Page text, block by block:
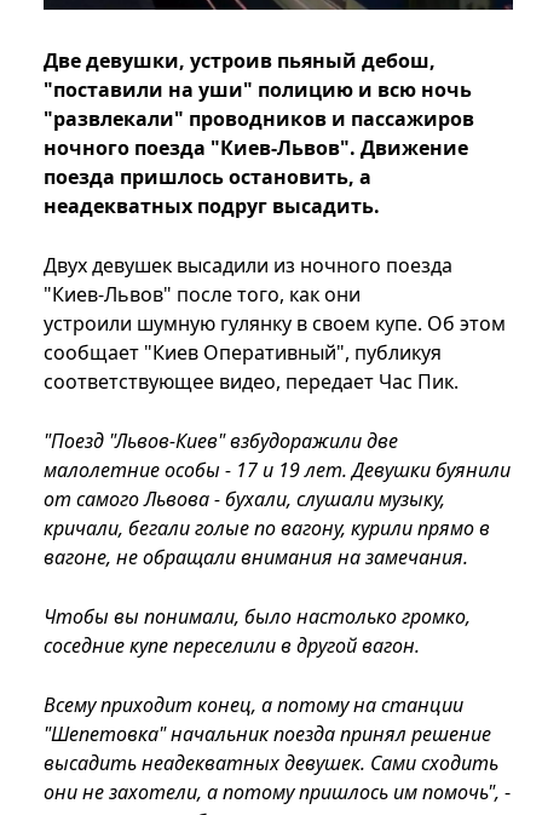
Две девушки, устроив пьяный дебош,
"поставили на уши" полицию и всю ночь
"развлекали" проводников и пассажиров
ночного поезда "Киев-Львов". Движение
поезда пришлось остановить, а
неадекватных подруг высадить.
Двух девушек высадили из ночного поезда
"Киев-Львов" после того, как они
устроили шумную гулянку в своем купе. Об этом
сообщает "Киев Оперативный", публикуя
соответствующее видео, передает Час Пик.
"Поезд "Львов-Киев" взбудоражили две
малолетние особы - 17 и 19 лет. Девушки буянили
от самого Львова - бухали, слушали музыку,
кричали, бегали голые по вагону, курили прямо в
вагоне, не обращали внимания на замечания.
Чтобы вы понимали, было настолько громко,
соседние купе переселили в другой вагон.
Всему приходит конец, а потому на станции
"Шепетовка" начальник поезда принял решение
высадить неадекватных девушек. Сами сходить
они не захотели, а потому пришлось им помочь", -